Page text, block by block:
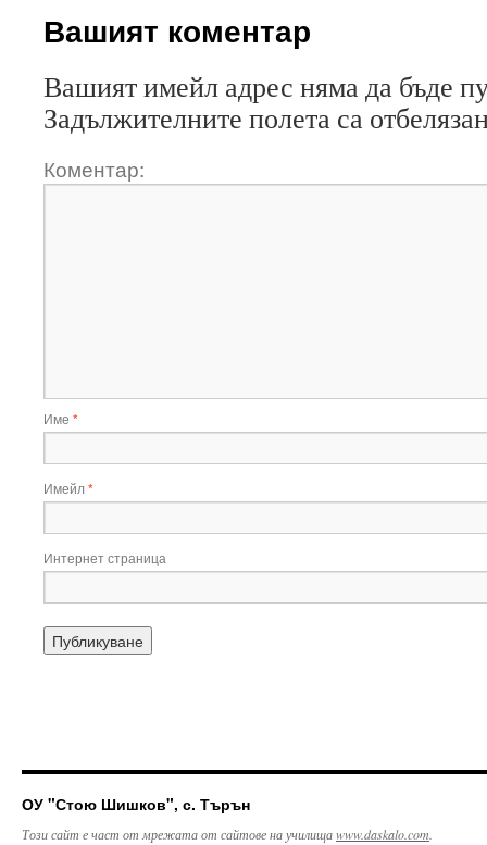
Вашият коментар
Вашият имейл адрес няма да бъде
Задължителните полета са
Коментар:
Име *
Имейл*
Интернет страница
ОУ "Стою Шишков", с. Търън
Този сайт е част от мрежата от сайтове на училищаwww.daskalo.com